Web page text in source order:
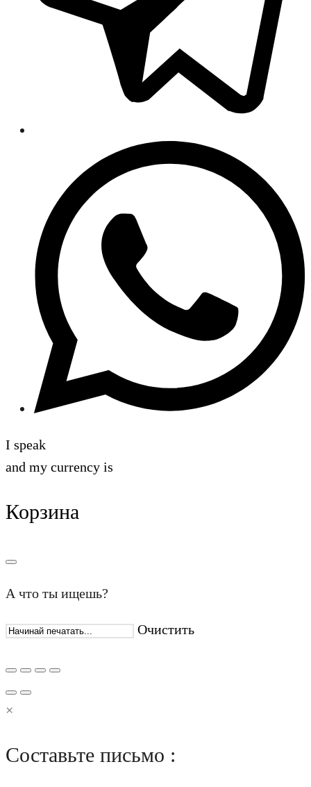
I speak
and my currency is
Корзина
А что ты ищешь?
Очистить
×
Составьте письмо :